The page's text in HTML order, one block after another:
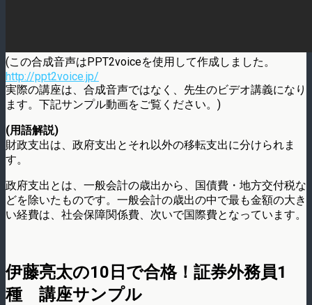
(この合成音声はPPT2voiceを使用して作成しました。
http://ppt2voice.jp/
実際の講座は、合成音声ではなく、先生のビデオ講義になり
ます。下記サンプル動画をご覧ください。)
(用語解説)
財政支出は、政府支出とそれ以外の移転支出に分けられま
す。
政府支出とは、一般会計の歳出から、国債費・地方交付税な
どを除いたものです。一般会計の歳出の中で最も金額の大き
い経費は、社会保障関係費、次いで国際費となっています。
伊藤亮太の10日で合格！証券外務員1
種 講座サンプル